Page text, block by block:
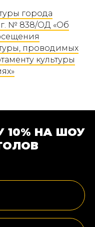
города
г. № 838/ОД «Об
проводимых
культуры
10% НА ШОУ